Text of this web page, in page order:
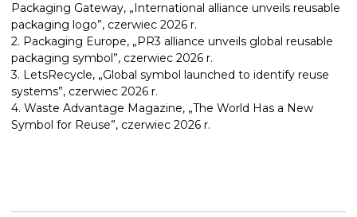
Packaging Gateway, „International alliance unveils reusable
packaging logo”, czerwiec 2026 r.
2. Packaging Europe, „PR3 alliance unveils global reusable
packaging symbol”, czerwiec 2026 r.
3. LetsRecycle, „Global symbol launched to identify reuse
systems”, czerwiec 2026 r.
4. Waste Advantage Magazine, „The World Has a New
Symbol for Reuse”, czerwiec 2026 r.